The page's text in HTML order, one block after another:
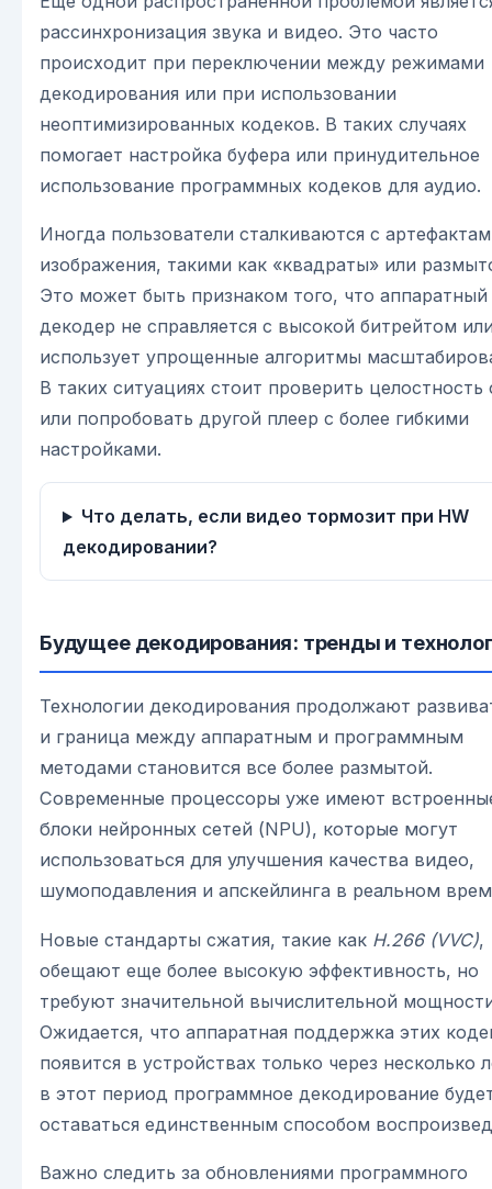
рассинхронизация звука и видео. Это часто
происходит при переключении между режимами
декодирования или при использовании
неоптимизированных кодеков. В таких случаях
помогает настройка буфера или принудительное
использование программных кодеков для аудио.
Иногда пользователи сталкиваются с
изображения, такими как «квадраты» или
Это может быть признаком того, что аппаратный
декодер не справляется с высокой битрейтом
использует упрощенные алгоритмы
В таких ситуациях стоит проверить целостность
или попробовать другой плеер с более гибкими
настройками.
Что делать, если видео тормозит при HW
декодировании?
Будущее декодирования: тренды и
Технологии декодирования продолжают
и граница между аппаратным и программным
методами становится все более размытой.
Современные процессоры уже имеют
блоки нейронных сетей (NPU), которые могут
использоваться для улучшения качества видео,
шумоподавления и апскейлинга в реальном
Новые стандарты сжатия, такие как H.266 (VVC),
обещают еще более высокую эффективность, но
требуют значительной вычислительной
Ожидается, что аппаратная поддержка этих
появится в устройствах только через несколько
в этот период программное декодирование
оставаться единственным способом
Важно следить за обновлениями программного